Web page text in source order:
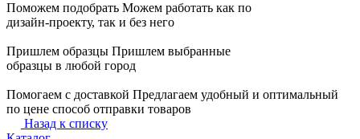
Поможем подобрать Можем работать как по
дизайн-проекту, так и без него
Пришлем образцы Пришлем выбранные
образцы в любой город
Помогаем с доставкой Предлагаем удобный и оптимальный
по цене способ отправки товаров
Назад к списку